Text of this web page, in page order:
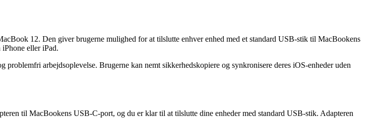
12. Den giver brugerne mulighed for at tilslutte enhver enhed med et standard USB-stik til MacBookens
eller iPad.
arbejdsoplevelse. Brugerne kan nemt sikkerhedskopiere og synkronisere deres iOS-enheder uden
til MacBookens USB-C-port, og du er klar til at tilslutte dine enheder med standard USB-stik. Adapteren